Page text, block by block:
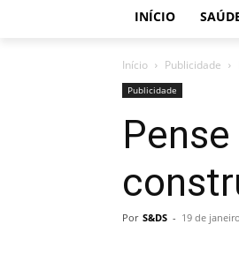
INÍCIO
Início Publicidade
Publicidade
Por S&DS - 19 de